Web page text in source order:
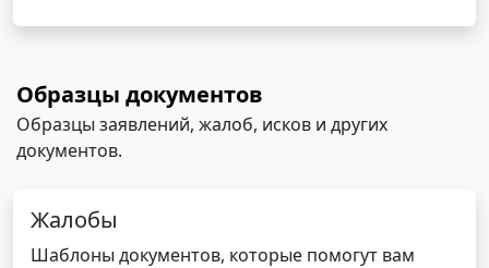
Образцы документов
Образцы заявлений, жалоб, исков и других
документов.
Жалобы
Шаблоны документов, которые помогут вам